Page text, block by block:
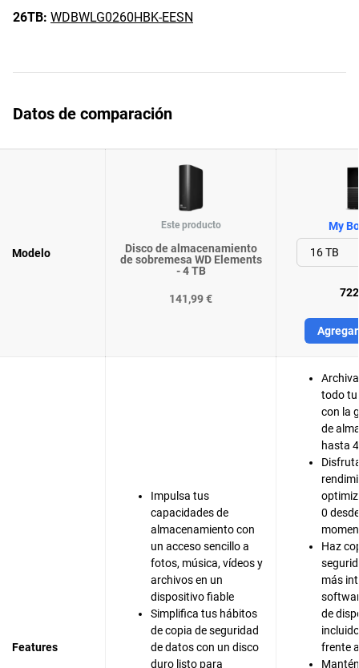
26TB: WDBWLG0260HBK-EESN
Datos de comparación
Modelo
Este producto
Disco de almacenamiento
de sobremesa WD Elements
- 4 TB
141,99 €
My
Features
Impulsa tus
capacidades de
almacenamiento con
un acceso sencillo a
fotos, música, vídeos y
archivos en un
dispositivo fiable
Simplifica tus hábitos
de copia de seguridad
de datos con un disco
duro listo para
todo
con la
de
hasta
0
Haz
más
de
frente